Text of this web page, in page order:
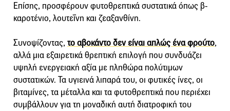
Επίσης, προσφέρουν φυτοθρεπτικά συστατικά όπως β-
καροτένιο, λουτεΐνη και ζεαξανθίνη.
Συνοψίζοντας, το αβοκάντο δεν είναι απλώς ένα φρούτο,
αλλά μια εξαιρετικά θρεπτική επιλογή που συνδυάζει
υψηλή ενεργειακή αξία με πληθώρα πολύτιμων
συστατικών. Τα υγιεινά λιπαρά του, οι φυτικές ίνες, οι
βιταμίνες, τα μέταλλα και τα φυτοθρεπτικά που περιέχει
συμβάλλουν για τη μοναδική αυτή διατροφική του